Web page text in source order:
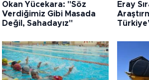
Okan Yücekara: "Söz
Verdiğimiz Gibi Masada
Değil, Sahadayız"
Eray